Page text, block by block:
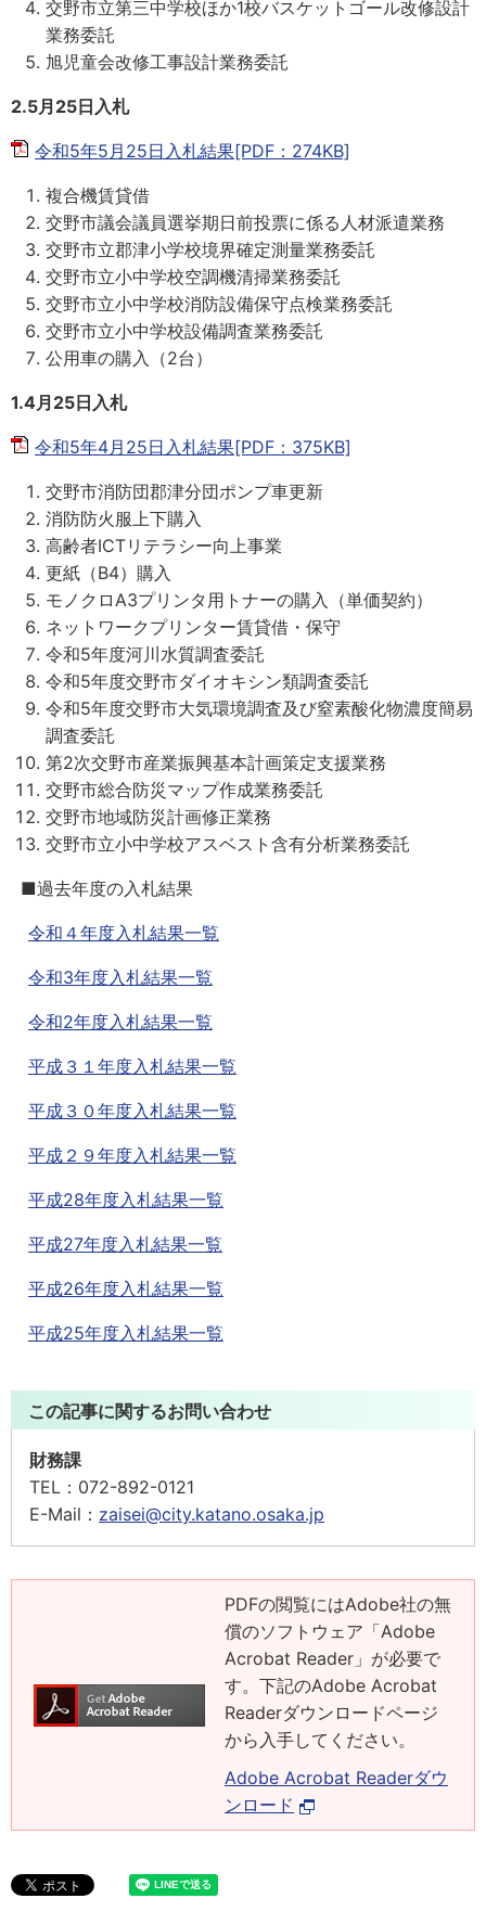
交野市立第三中学校ほか1校バスケットゴール改修設計
業務委託
旭児童会改修工事設計業務委託
2.5月25日入札
令和5年5月25日入札結果[PDF：274KB]
複合機賃貸借
交野市議会議員選挙期日前投票に係る人材派遣業務
交野市立郡津小学校境界確定測量業務委託
交野市立小中学校空調機清掃業務委託
交野市立小中学校消防設備保守点検業務委託
交野市立小中学校設備調査業務委託
公用車の購入（2台）
1.4月25日入札
令和5年4月25日入札結果[PDF：375KB]
交野市消防団郡津分団ポンプ車更新
消防防火服上下購入
高齢者ICTリテラシー向上事業
更紙（B4）購入
モノクロA3プリンタ用トナーの購入（単価契約）
ネットワークプリンター賃貸借・保守
令和5年度河川水質調査委託
令和5年度交野市ダイオキシン類調査委託
令和5年度交野市大気環境調査及び窒素酸化物濃度簡易
調査委託
第2次交野市産業振興基本計画策定支援業務
交野市総合防災マップ作成業務委託
交野市地域防災計画修正業務
交野市立小中学校アスベスト含有分析業務委託
■過去年度の入札結果
令和４年度入札結果一覧
令和3年度入札結果一覧
令和2年度入札結果一覧
平成３１年度入札結果一覧
平成３０年度入札結果一覧
平成２９年度入札結果一覧
平成28年度入札結果一覧
平成27年度入札結果一覧
平成26年度入札結果一覧
平成25年度入札結果一覧
この記事に関するお問い合わせ
財務課
TEL： 072-892-0121
E-Mail： zaisei@city.katano.osaka.jp
PDFの閲覧にはAdobe社の無
償のソフトウェア「Adobe
Acrobat Reader」が必要で
す。下記のAdobe Acrobat
Readerダウンロードページ
から入手してください。
Adobe Acrobat Readerダウ
ンロード